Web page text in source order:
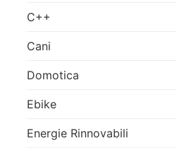
C++
Cani
Domotica
Ebike
Energie Rinnovabili